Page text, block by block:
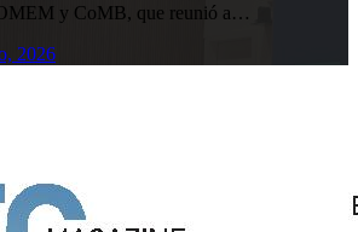
y CoMB, que reunió a…
2026